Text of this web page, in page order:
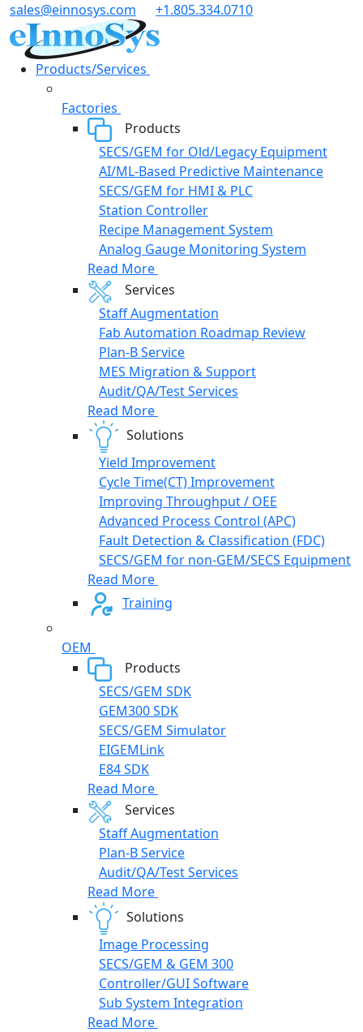
Skip
to
content
sales@einnosys.com +1.805.334.0710
Products/Services
Factories
Products
SECS/GEM for Old/Legacy Equipment
AI/ML-Based Predictive Maintenance
SECS/GEM for HMI & PLC
Station Controller
Recipe Management System
Analog Gauge Monitoring System
Read More
Services
Staff Augmentation
Fab Automation Roadmap Review
Plan-B Service
MES Migration & Support
Audit/QA/Test Services
Read More
Solutions
Yield Improvement
Cycle Time(CT) Improvement
Improving Throughput / OEE
Advanced Process Control (APC)
Fault Detection & Classification (FDC)
SECS/GEM for non-GEM/SECS Equipment
Read More
Training
OEM
Products
SECS/GEM SDK
GEM300 SDK
SECS/GEM Simulator
EIGEMLink
E84 SDK
Read More
Services
Staff Augmentation
Plan-B Service
Audit/QA/Test Services
Read More
Solutions
Image Processing
SECS/GEM & GEM 300
Controller/GUI Software
Sub System Integration
Read More